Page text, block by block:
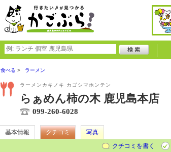
食べる ラーメン
ラーメンカキノキ カゴシマホンテン
らぁめん柿の木 鹿児島本店
099-260-6028
基本情報 クチコミ
写真
クチコミを書く